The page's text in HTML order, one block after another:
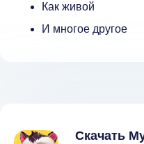
Как живой
И многое другое
Скачать